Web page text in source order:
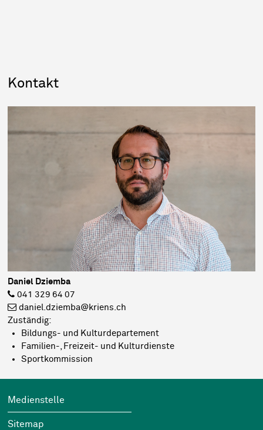
Sidebar
Kontakt
Daniel Dziemba
041 329 64 07
daniel.dziemba@kriens.ch
Zuständig:
Bildungs- und Kulturdepartement
Familien-, Freizeit- und Kulturdienste
Sportkommission
Footer
Wichtige Links
Medienstelle
Sitemap